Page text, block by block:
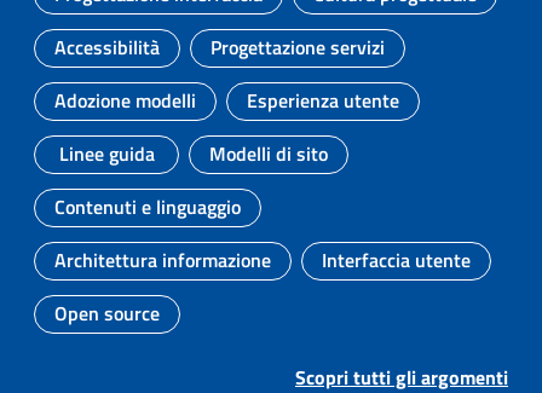
Argomento: Argomento:
Argomento:
Accessibilità
Argomento:
Progettazione servizi
Argomento:
Adozione modelli
Argomento:
Esperienza utente
Argomento:
Linee guida
Argomento:
Modelli di sito
Argomento:
Contenuti e linguaggio
Argomento:
Architettura informazione
Argomento:
Interfaccia utente
Argomento:
Open source
Scopri tutti gli argomenti